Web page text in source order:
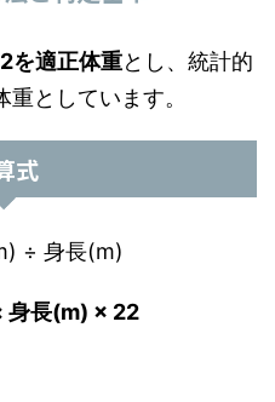
を適正体重とし、統計的
としています。
式
÷ 身長(m)
身長(m) × 22